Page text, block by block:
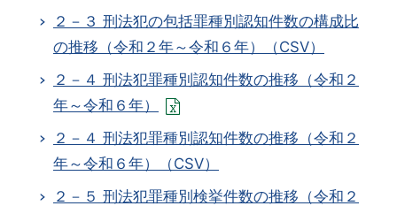
２－３ 刑法犯の包括罪種別認知件数の構成比
の推移（令和２年～令和６年）（CSV）
２－４ 刑法犯罪種別認知件数の推移（令和２
年～令和６年）
２－４ 刑法犯罪種別認知件数の推移（令和２
年～令和６年）（CSV）
２－５ 刑法犯罪種別検挙件数の推移（令和２